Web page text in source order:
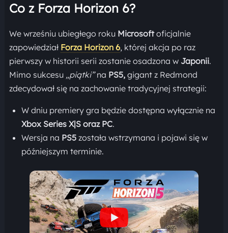
Co z Forza Horizon 6?
We wrześniu ubiegłego roku Microsoftoficjalnie
zapowiedział Forza Horizon 6, której akcja po raz
pierwszy w historii serii zostanie osadzona w Japonii.
Mimo sukcesu „piątki”na PS5,gigant z Redmond
zdecydował się na zachowanie tradycyjnej strategii:
W dniu premiery gra będzie dostępna wyłącznie na
Xbox Series X|S oraz PC.
Wersja na PS5 została wstrzymana i pojawi się w
późniejszym terminie.